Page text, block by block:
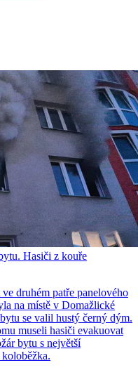
Hasiči z kouře
druhém patře panelového
na místě v Domažlické
se valil hustý černý dým.
museli hasiči evakuovat
bytu s největší